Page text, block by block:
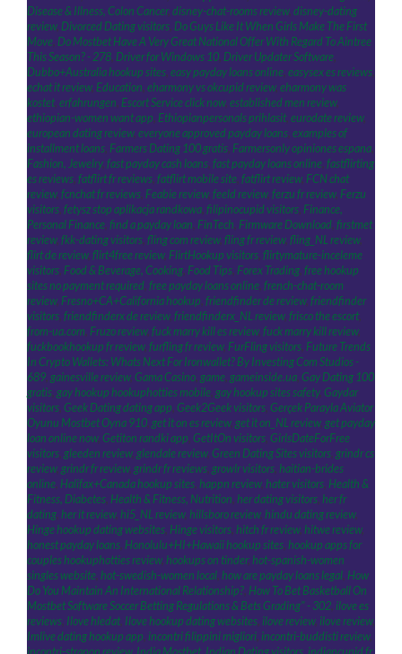
Disease & Illness, Colon Cancer, disney-chat-rooms review, disney-dating
review, Divorced Dating visitors, Do Guys Like It When Girls Make The First
Move, Do Mostbet Have A Very Great National Offer With Regard To Aintree
This Season? - 278, Driver for Windows 10, Driver Updater Software,
Dubbo+Australia hookup sites, easy payday loans online, easysex es reviews,
echat it review, Education, eharmony vs okcupid review, eharmony was
kostet, erfahrungen, Escort Service click now, established men review,
ethiopian-women want app, Ethiopianpersonals prihlasit, eurodate review,
european dating review, everyone approved payday loans, examples of
installment loans, Farmers Dating 100 gratis, Farmersonly opiniones espana,
Fashion, Jewelry, fast payday cash loans, fast payday loans online, fastflirting
es reviews, fatflirt fr reviews, fatflirt mobile site, fatflirt review, FCN chat
review, fcnchat fr reviews, Feabie review, feeld review, ferzu fr review, Ferzu
visitors, fetysz stop aplikacja randkowa, filipinocupid visitors, Finance,
Personal Finance, find a payday loan, FinTech, Firmware Download, firstmet
review, fkk-dating visitors, fling com review, fling fr review, fling_NL review,
flirt de review, flirt4free review, FlirtHookup visitors, flirtymature-inceleme
visitors, Food & Beverage, Cooking, Food Tips, Forex Trading, free hookup
sites no payment required, free payday loans online, french-chat-room
review, Fresno+CA+California hookup, friendfinder de review, friendfinder
visitors, friendfinderx de review, friendfinderx_NL review, frisco the escort,
from-ua.com, Fruzo review, fuck marry kill es review, fuck marry kill review,
fuckbookhookup fr review, furfling fr review, FurFling visitors, Future Trends
In Crypto Wallets: Whats Next For Ironwallet? By Investing Com Studios -
689, gainesville review, Gama Casino, game, gameinside.ua, Gay Dating 100
gratis, gay hookup hookuphotties mobile, gay hookup sites safety, Gaydar
visitors, Geek Dating dating app, Geek2Geek visitors, Gerçek Parayla Aviator
Oyunu Mostbet Oyna 910, get it on es review, get it on_NL review, get payday
loan online now, Getiton randki app, GetItOn visitors, GirlsDateForFree
visitors, gleeden review, glendale review, Green Dating Sites visitors, grindr cs
review, grindr fr review, grindr fr reviews, growlr visitors, haitian-brides
online, Halifax+Canada hookup sites, happn review, hater visitors, Health &
Fitness, Diabetes, Health & Fitness, Nutrition, her dating visitors, her fr
dating, her it review, hi5_NL review, hillsboro review, hindu dating review,
Hinge hookup dating websites, Hinge visitors, hitch fr review, hitwe review,
honest payday loans, Honolulu+HI+Hawaii hookup sites, hookup apps for
couples hookuphotties review, hookups on tinder, hot-spanish-women
singles website, hot-swedish-women local, how are payday loans legal, How
Do You Maintain An International Relationship?, How To Bet Basketball On
Mostbet Software Soccer Betting Regulations & Bets Grading" - 302, ilove es
reviews, Ilove hledat, Ilove hookup dating websites, ilove review, ilove review,
Imlive dating hookup app, incontri filippini migliori, incontri-buddisti review,